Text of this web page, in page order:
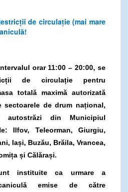
de circulație (mai mare
orar 11:00 – 20:00, se
de circulație pentru
totală maximă autorizată
sectoarele de drum național,
autostrăzi din Municipiul
Ilfov, Teleorman, Giurgiu,
Iași, Buzău, Brăila, Vrancea,
și Călărași.
instituite ca urmare a
emise de către